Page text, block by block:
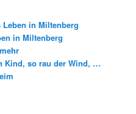
Leben in Miltenberg
in Miltenberg
Kind, so rau der Wind, …